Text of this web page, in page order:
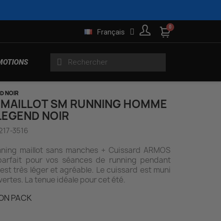
Français
Gilets sans manches
Pluie et Sécurité
Roues Indoor
Maillots Manches Longues
Femme
Produits lifestyle
NOIR
SM RUNNING HOMME
NOIR
3516
maillot sans manches + Cuissard ARMOS
pour vos séances de running pendant
très léger et agréable. Le cuissard est muni
La tenue idéale pour cet été.
PACK